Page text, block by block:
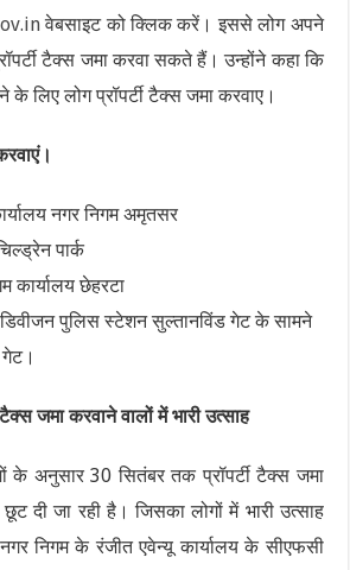
वेबसाइट को क्लिक करें। इससे लोग अपने
टैक्स जमा करवा सकते हैं। उन्होंने कहा कि
के लिए लोग प्रॉपर्टी टैक्स जमा करवाए।
नगर निगम अमृतसर
पार्क
कार्यालय छेहरटा
पुलिस स्टेशन सुल्तानविंड गेट के सामने
जमा करवाने वालों में भारी उत्साह
अनुसार 30 सितंबर तक प्रॉपर्टी टैक्स जमा
दी जा रही है। जिसका लोगों में भारी उत्साह
निगम के रंजीत एवेन्यू कार्यालय के सीएफसी